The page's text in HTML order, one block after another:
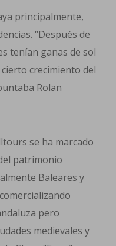
principalmente,
“Después de
tenían ganas de sol
crecimiento del
Rolan
se ha marcado
patrimonio
Baleares y
pero
medievales y